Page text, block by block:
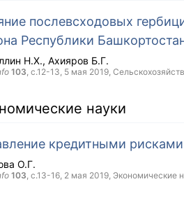
послевсходовых
Республики
Н.Х. Ахияров Б.Г.
103, с.12-13, 5 мая 2019,
науки
кредитными
О.Г.
103, с.13-16, 2 мая 2019, Экономические